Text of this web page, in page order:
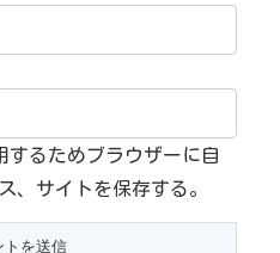
するためブラウザーに自
、サイトを保存する。